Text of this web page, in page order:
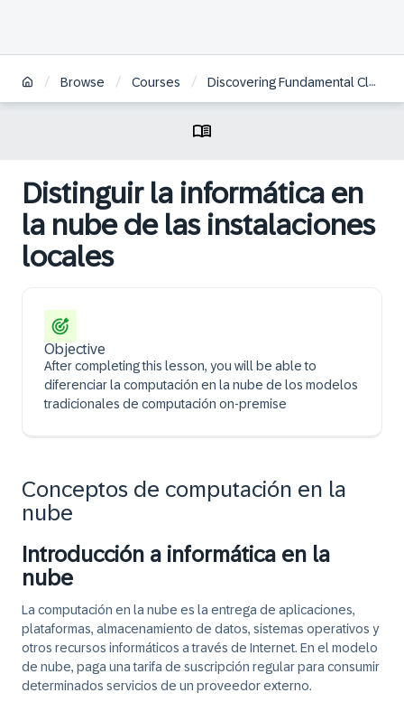
/ Browse / Courses / Discovering Fundamental Cloud Concepts | ES
Distinguir la informática en
la nube de las instalaciones
locales
Objective
After completing this lesson, you will be able to
diferenciar la computación en la nube de los modelos
tradicionales de computación on-premise
Conceptos de computación en la
nube
Introducción a informática en la
nube
La computación en la nube es la entrega de aplicaciones,
plataformas, almacenamiento de datos, sistemas operativos y
otros recursos informáticos a través de Internet. En el modelo
de nube, paga una tarifa de suscripción regular para consumir
determinados servicios de un proveedor externo.